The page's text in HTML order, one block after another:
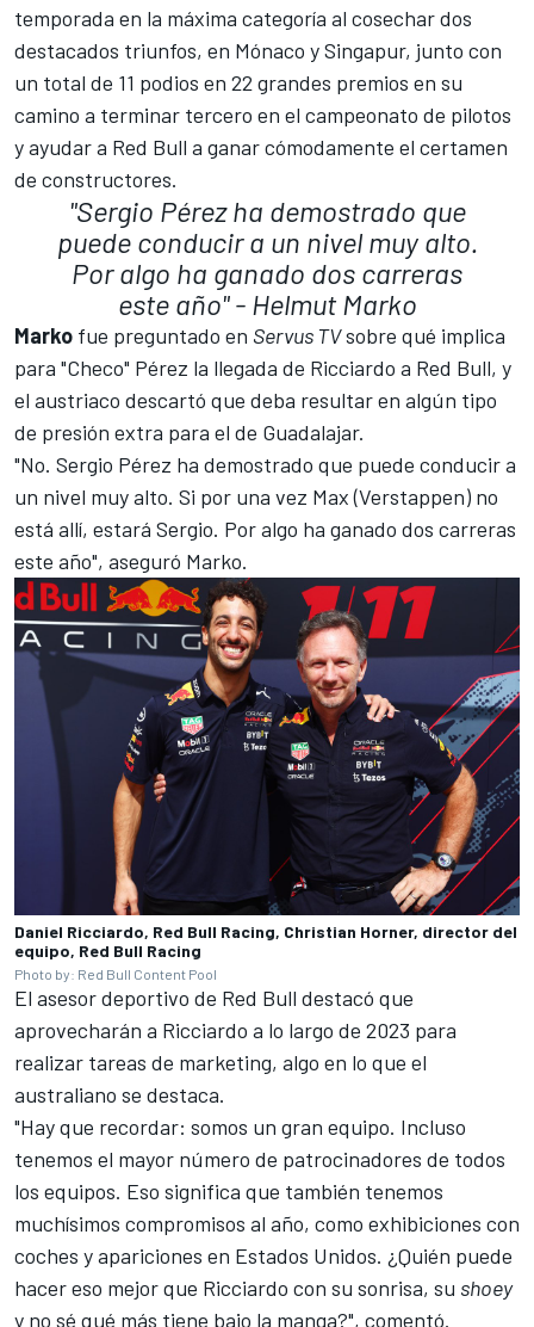
temporada en la máxima categoría al cosechar dos
destacados triunfos, en Mónaco y Singapur, junto con
un total de 11 podios en 22 grandes premios en su
camino a terminar tercero en el campeonato de pilotos
y ayudar a Red Bull a ganar cómodamente el certamen
de constructores.
"Sergio Pérez ha demostrado que
puede conducir a un nivel muy alto.
Por algo ha ganado dos carreras
este año" - Helmut Marko
Marko fue preguntado en Servus TVsobre qué implica
para "Checo" Pérez la llegada de Ricciardo a Red Bull, y
el austriaco descartó que deba resultar en algún tipo
de presión extra para el de Guadalajar.
"No. Sergio Pérez ha demostrado que puede conducir a
un nivel muy alto. Si por una vez Max (Verstappen) no
está allí, estará Sergio. Por algo ha ganado dos carreras
este año", aseguró Marko.
Daniel Ricciardo, Red Bull Racing, Christian Horner, director del
equipo, Red Bull Racing
Photo by: Red Bull Content Pool
El asesor deportivo de Red Bull destacó que
aprovecharán a Ricciardo a lo largo de 2023 para
realizar tareas de marketing, algo en lo que el
australiano se destaca.
"Hay que recordar: somos un gran equipo. Incluso
tenemos el mayor número de patrocinadores de todos
los equipos. Eso significa que también tenemos
muchísimos compromisos al año, como exhibiciones con
coches y apariciones en Estados Unidos. ¿Quién puede
hacer eso mejor que Ricciardo con su sonrisa, su shoey
y no sé qué más tiene bajo la manga?", comentó.